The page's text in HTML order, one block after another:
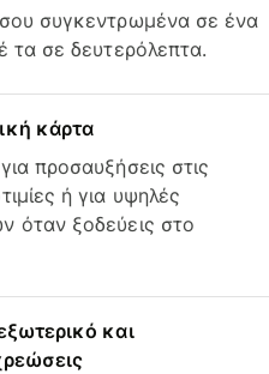
συγκεντρωμένα σε ένα
τα σε δευτερόλεπτα.
κάρτα
προσαυξήσεις στις
ή για υψηλές
όταν ξοδεύεις στο
και